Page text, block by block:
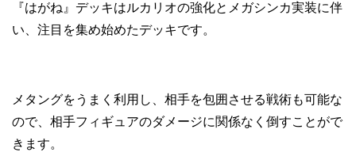
『はがね』デッキはルカリオの強化とメガシンカ実装に伴
い、注目を集め始めたデッキです。
メタングをうまく利用し、相手を包囲させる戦術も可能な
ので、相手フィギュアのダメージに関係なく倒すことがで
きます。